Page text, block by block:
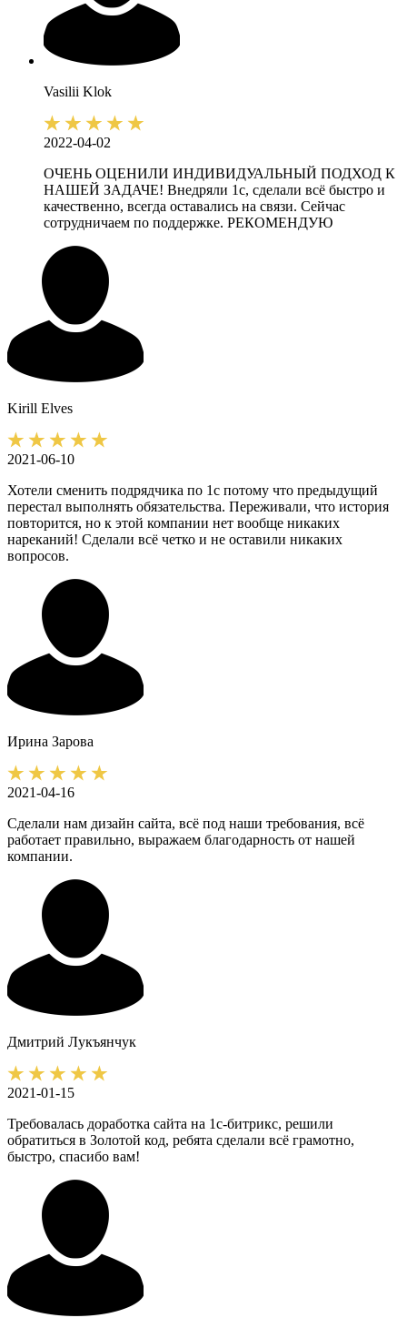
Vasilii Klok
2022-04-02
ОЧЕНЬ ОЦЕНИЛИ ИНДИВИДУАЛЬНЫЙ ПОДХОД К
НАШЕЙ ЗАДАЧЕ! Внедряли 1с, сделали всё быстро и
качественно, всегда оставались на связи. Сейчас
сотрудничаем по поддержке. РЕКОМЕНДУЮ
Kirill Elves
2021-06-10
Хотели сменить подрядчика по 1с потому что предыдущий
перестал выполнять обязательства. Переживали, что история
повторится, но к этой компании нет вообще никаких
нареканий! Сделали всё четко и не оставили никаких
вопросов.
Ирина Зарова
2021-04-16
Сделали нам дизайн сайта, всё под наши требования, всё
работает правильно, выражаем благодарность от нашей
компании.
Дмитрий Лукъянчук
2021-01-15
Требовалась доработка сайта на 1с-битрикс, решили
обратиться в Золотой код, ребята сделали всё грамотно,
быстро, спасибо вам!